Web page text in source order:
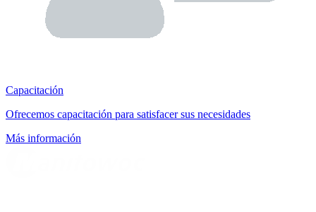
Capacitación
Ofrecemos capacitación para satisfacer sus necesidades
Más información